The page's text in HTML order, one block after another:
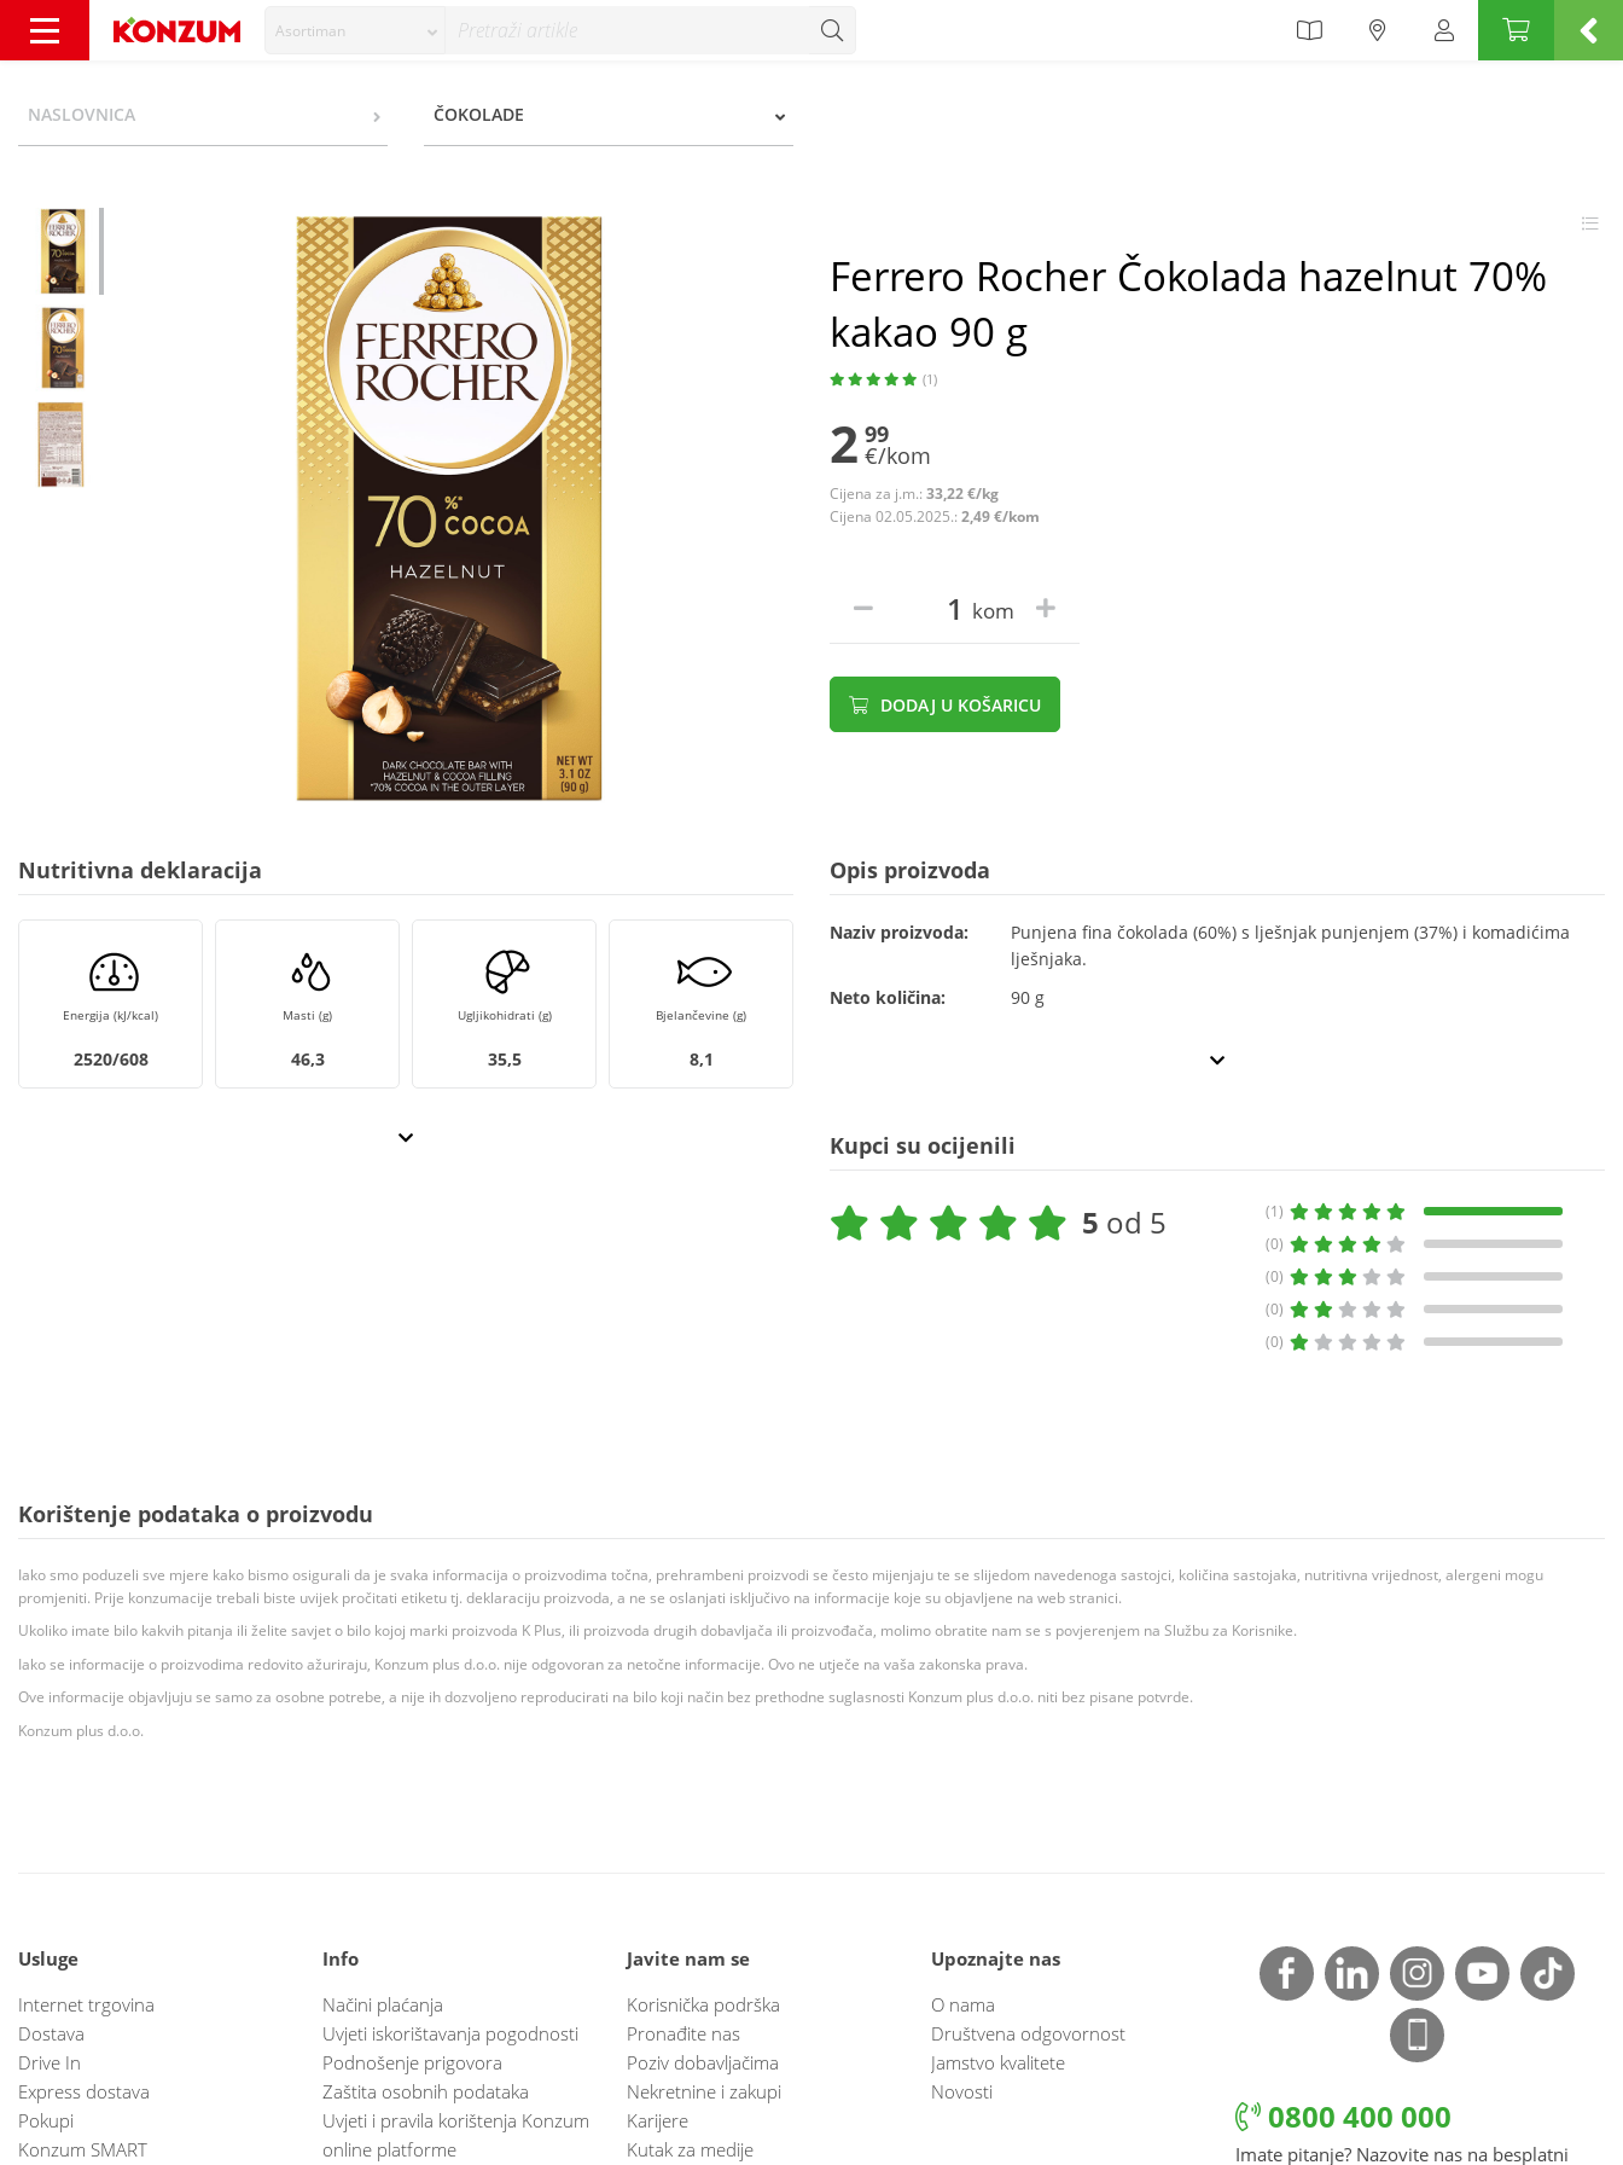
Asortiman
NASLOVNICA ČOKOLADE
Ferrero Rocher Čokolada hazelnut 70%
kakao 90 g
(1)
2 99
€/kom
Cijena za j.m.: 33,22 €/kg
Cijena 02.05.2025.: 2,49 €/kom
kom
DODAJ U KOŠARICU
Nutritivna deklaracija
Energija (kJ/kcal)
2520/608
Masti (g)
46,3
Ugljikohidrati (g)
35,5
Bjelančevine (g)
8,1
Opis proizvoda
Naziv proizvoda:
Punjena fina čokolada (60%) s lješnjak punjenjem (37%) i komadićima
lješnjaka.
Neto količina:
90 g
Kupci su ocijenili
5 od 5
(1)
(0)
(0)
(0)
(0)
Korištenje podataka o proizvodu
Iako smo poduzeli sve mjere kako bismo osigurali da je svaka informacija o proizvodima točna, prehrambeni proizvodi se često mijenjaju te se slijedom navedenoga sastojci, količina sastojaka, nutritivna vrijednost, alergeni mogu
promjeniti. Prije konzumacije trebali biste uvijek pročitati etiketu tj. deklaraciju proizvoda, a ne se oslanjati isključivo na informacije koje su objavljene na web stranici.
Ukoliko imate bilo kakvih pitanja ili želite savjet o bilo kojoj marki proizvoda K Plus, ili proizvoda drugih dobavljača ili proizvođača, molimo obratite nam se s povjerenjem na Službu za Korisnike.
Iako se informacije o proizvodima redovito ažuriraju, Konzum plus d.o.o. nije odgovoran za netočne informacije. Ovo ne utječe na vaša zakonska prava.
Ove informacije objavljuju se samo za osobne potrebe, a nije ih dozvoljeno reproducirati na bilo koji način bez prethodne suglasnosti Konzum plus d.o.o. niti bez pisane potvrde.
Konzum plus d.o.o.
Usluge
Internet trgovina
Dostava
Drive In
Express dostava
Pokupi
Konzum SMART
Info
Načini plaćanja
Uvjeti iskorištavanja pogodnosti
Podnošenje prigovora
Zaštita osobnih podataka
Uvjeti i pravila korištenja Konzum
online platforme
Javite nam se
Korisnička podrška
Pronađite nas
Poziv dobavljačima
Nekretnine i zakupi
Karijere
Kutak za medije
Upoznajte nas
O nama
Društvena odgovornost
Jamstvo kvalitete
Novosti
0800 400 000
Imate pitanje? Nazovite nas na besplatni